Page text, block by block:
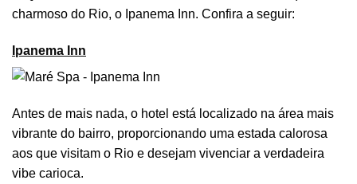
charmoso do Rio, o Ipanema Inn. Confira a seguir:
Ipanema Inn
Antes de mais nada, o hotel está localizado na área mais
vibrante do bairro, proporcionando uma estada calorosa
aos que visitam o Rio e desejam vivenciar a verdadeira
vibe carioca.